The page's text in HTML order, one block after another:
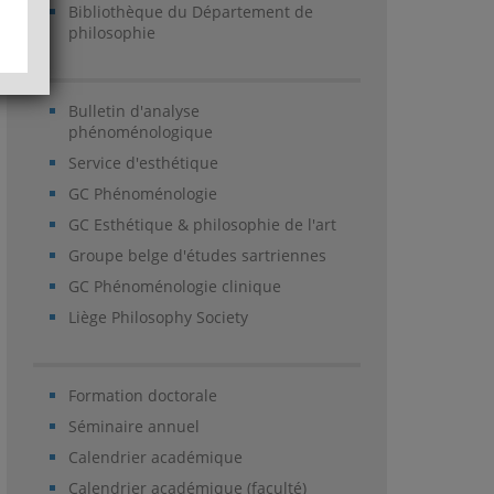
Bibliothèque du Département de
philosophie
Bulletin d'analyse
phénoménologique
Service d'esthétique
GC Phénoménologie
GC Esthétique & philosophie de l'art
Groupe belge d'études sartriennes
GC Phénoménologie clinique
Liège Philosophy Society
Formation doctorale
Séminaire annuel
Calendrier académique
Calendrier académique (faculté)